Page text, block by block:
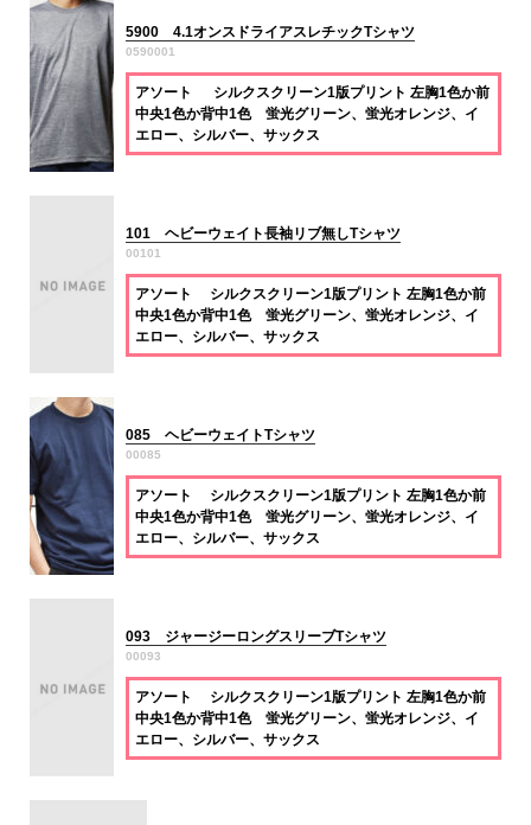
5900 4.1オンスドライアスレチックTシャツ
0590001
アソート シルクスクリーン1版プリント 左胸1色か前
中央1色か背中1色 蛍光グリーン、蛍光オレンジ、イ
エロー、シルバー、サックス
101 ヘビーウェイト長袖リブ無しTシャツ
00101
アソート シルクスクリーン1版プリント 左胸1色か前
中央1色か背中1色 蛍光グリーン、蛍光オレンジ、イ
エロー、シルバー、サックス
085 ヘビーウェイトTシャツ
00085
アソート シルクスクリーン1版プリント 左胸1色か前
中央1色か背中1色 蛍光グリーン、蛍光オレンジ、イ
エロー、シルバー、サックス
093 ジャージーロングスリーブTシャツ
00093
アソート シルクスクリーン1版プリント 左胸1色か前
中央1色か背中1色 蛍光グリーン、蛍光オレンジ、イ
エロー、シルバー、サックス